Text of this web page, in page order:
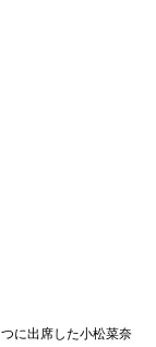
に出席した小松菜奈